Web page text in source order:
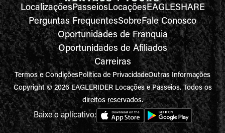
LocalizaçõesPasseiosLocaçõesEAGLESHARE
Perguntas FrequentesSobreFale Conosco
Oportunidades de Franquia
Oportunidades de Afiliados
Carreiras
Termos e CondiçõesPolítica de PrivacidadeOutras Informações
Copyright © 2026 EAGLERIDER Locações e Passeios. Todos os
direitos reservados.
Baixe o aplicativo: